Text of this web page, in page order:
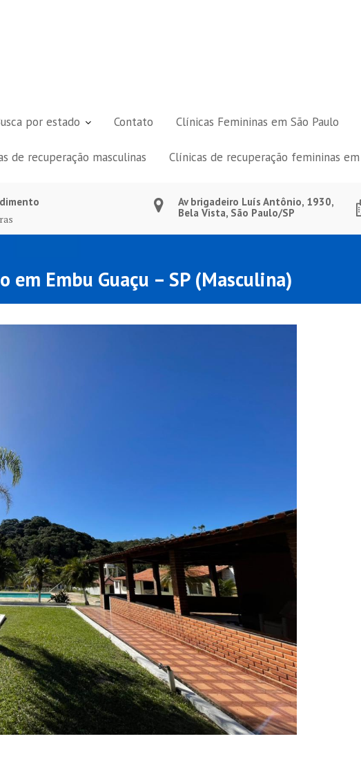
por estado Contato Clínicas Femininas em São Paulo
de recuperação masculinas Clínicas de recuperação femininas em
Av brigadeiro Luís Antônio, 1930,
Bela Vista, São Paulo/SP
Embu Guaçu – SP (Masculina)